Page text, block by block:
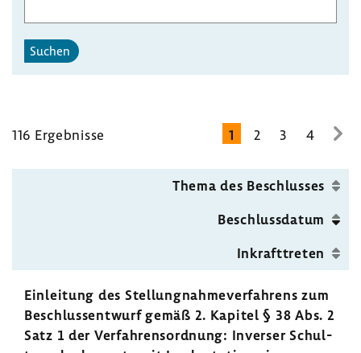
Suchen
116 Ergeb­nisse 1 2 3 4
zur
Thema des Beschlusses
Beschluss­datum
Inkraft­treten
Einlei­tung des Stel­lung­nah­me­ver­fah­rens zum
Beschluss­ent­wurf gemäß 2. Kapitel § 38 Abs. 2
Satz 1 der Verfah­rens­ord­nung: Inverser Schul­